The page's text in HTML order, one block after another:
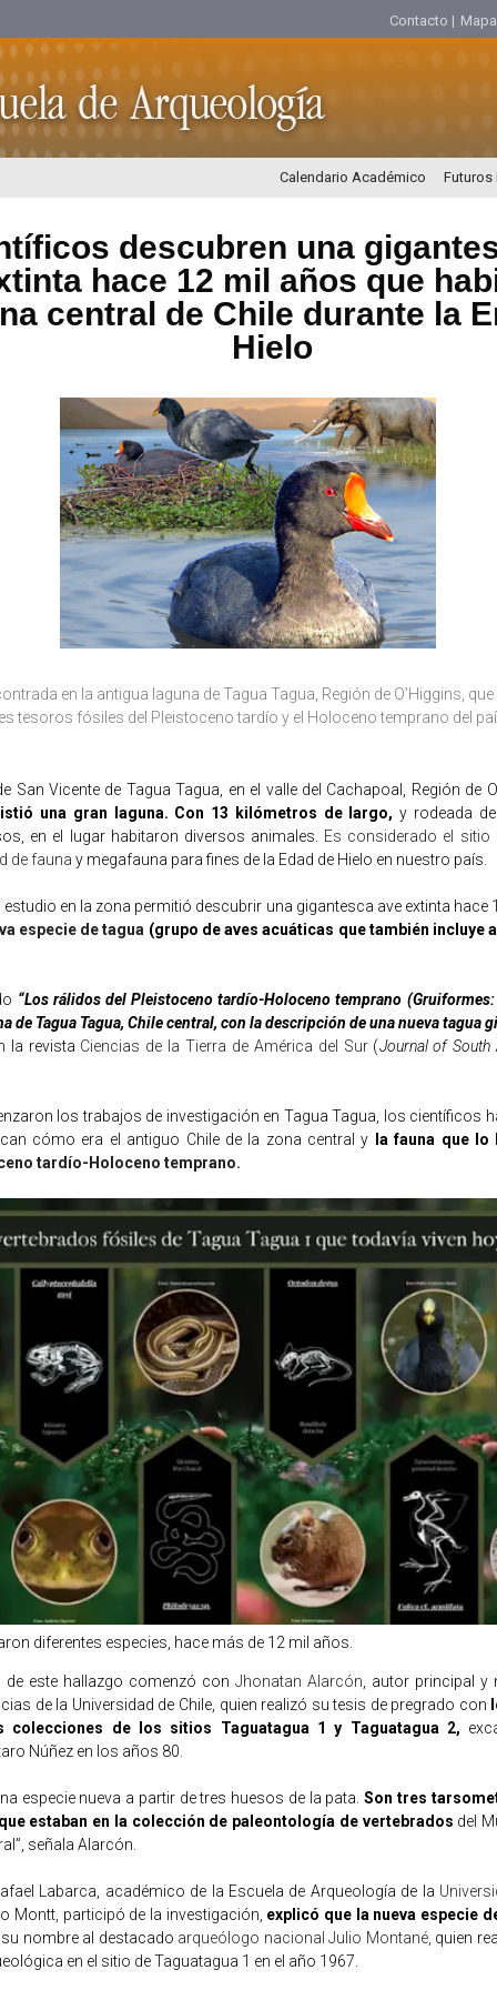
Contacto |
Calendario Académico Futuros
descubren una
hace 12 mil años que
central de Chile durante la
Hielo
en la antigua laguna de Tagua Tagua, Región de O’Higgins,
tesoros fósiles del Pleistoceno tardío y el Holoceno temprano del
San Vicente de Tagua Tagua, en el valle del Cachapoal, Región de
una gran laguna. Con 13 kilómetros de largo, y rodeada
en el lugar habitaron diversos animales. Es considerado el sitio
de fauna y megafauna para fines de la Edad de Hielo en nuestro país.
en la zona permitió descubrir una gigantesca ave extinta hace
especie de tagua (grupo de aves acuáticas que también incluye
“Los rálidos del Pleistoceno tardío-Holoceno temprano
de Tagua Tagua, Chile central, con la descripción de una nueva tagua
la revista Ciencias de la Tierra de América del Sur(Journal of South
los trabajos de investigación en Tagua Tagua, los científicos
cómo era el antiguo Chile de la zona central y
la fauna que lo
tardío-Holoceno temprano.
diferentes especies, hace más de 12 mil años.
de este hallazgo comenzó con Jhonatan Alarcón, autor principal y
de la Universidad de Chile, quien realizó su tesis de pregrado con
colecciones de los sitios Taguatagua 1 y Taguatagua 2,
Núñez en los años 80.
especie nueva a partir de tres huesos de la pata. Son tres
estaban en la colección de paleontología de vertebrados del
señala Alarcón.
Labarca, académico de la Escuela de Arqueología de la
Montt, participó de la investigación, explicó que la nueva especie
nombre al destacado arqueólogo nacional Julio Montané, quien
en el sitio de Taguatagua 1 en el año 1967.